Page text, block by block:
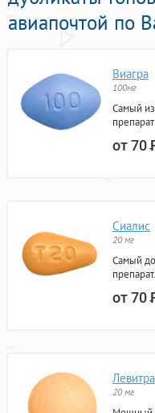
авиапочтой по
Виагра
100мг
Самый
препарат
от 70
Сиалис
20 мг
Самый
от 70
Левитра
20 мг